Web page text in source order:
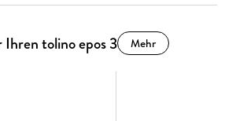
tolino epos 3 Mehr